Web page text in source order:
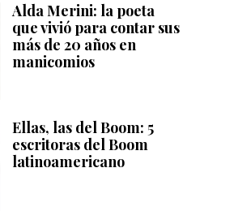
Alda Merini: la poeta
que vivió para contar sus
más de 20 años en
manicomios
Ellas, las del Boom: 5
escritoras del Boom
latinoamericano